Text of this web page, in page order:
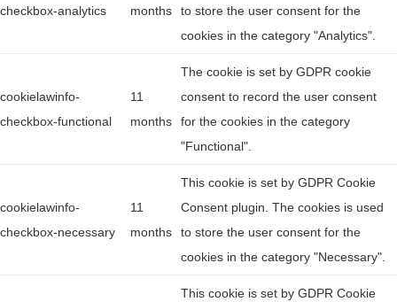
checkbox-analytics
months
to store the user consent for the
cookies in the category "Analytics".
cookielawinfo-
checkbox-functional
11
months
The cookie is set by GDPR cookie
consent to record the user consent
for the cookies in the category
"Functional".
cookielawinfo-
checkbox-necessary
11
months
This cookie is set by GDPR Cookie
Consent plugin. The cookies is used
to store the user consent for the
cookies in the category "Necessary".
This cookie is set by GDPR Cookie